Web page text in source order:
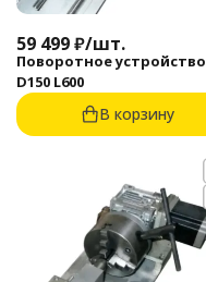
59 499₽/шт.
Поворотное устройство
D150 L600
В корзину